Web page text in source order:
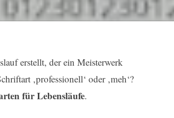
erstellt, der ein Meisterwerk
‚professionell‘ oder ‚meh‘?
für Lebensläufe.